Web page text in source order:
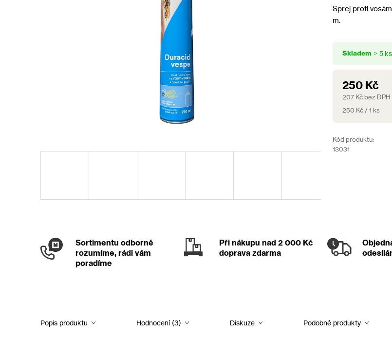
produktu
je
4,0
hvězdiček.
Sprej proti
m.
Skladem > 5 ks
250 Kč
207 Kč bez DPH
Měrná
250 Kč / 1 ks
Kód produktu:
13031
Sortimentu odborně
rozumíme, rádi vám
poradíme
Při nákupu nad 2 000 Kč
doprava zdarma
Popis produktu Hodnocení (3) Diskuze Podobné produkty